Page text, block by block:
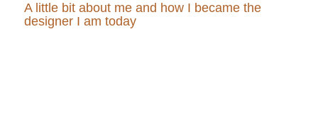
A little bit about me and how I became the
designer I am today